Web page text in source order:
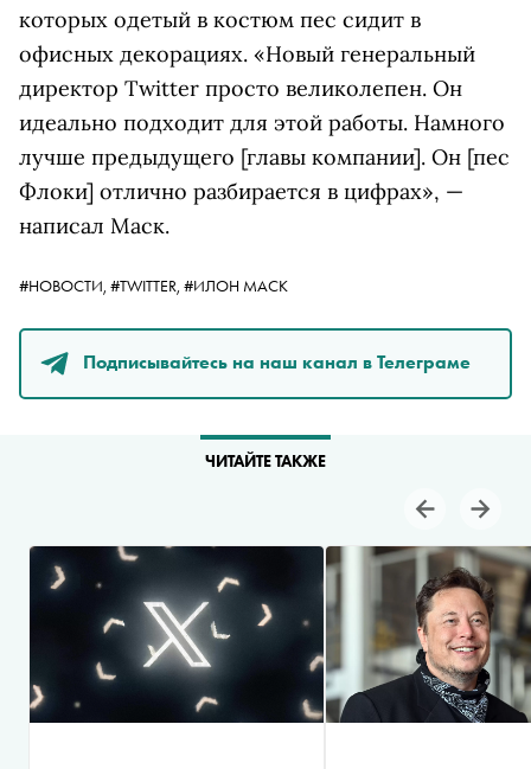
которых одетый в костюм пес сидит в
офисных декорациях. «Новый генеральный
директор Twitter просто великолепен. Он
идеально подходит для этой работы. Намного
лучше предыдущего [главы компании]. Он [пес
Флоки] отлично разбирается в цифрах», —
написал Маск.
#НОВОСТИ, #TWITTER, #ИЛОН МАСК
Подписывайтесь на наш канал в Телеграме
ЧИТАЙТЕ ТАКЖЕ